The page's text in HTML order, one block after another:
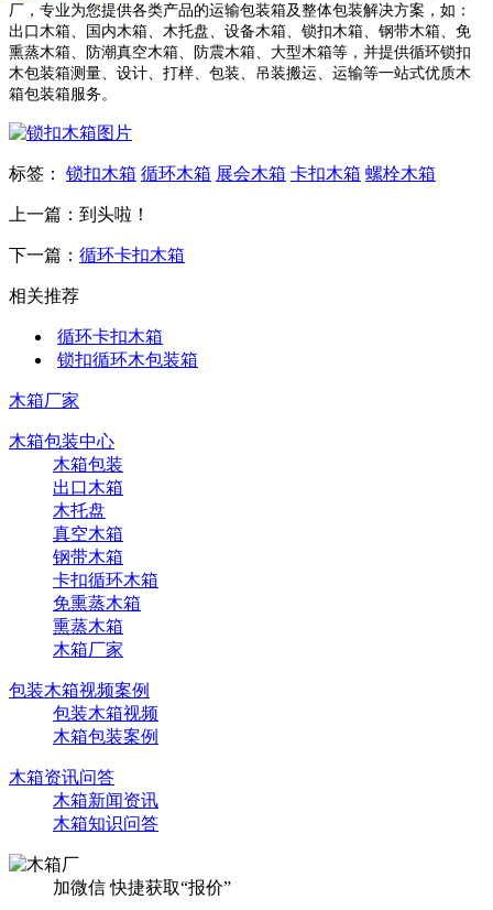
厂，专业为您提供各类产品的运输包装箱及整体包装解决方案，如：
出口木箱、国内木箱、木托盘、设备木箱、锁扣木箱、钢带木箱、免
熏蒸木箱、防潮真空木箱、防震木箱、大型木箱等，并提供循环锁扣
木包装箱测量、设计、打样、包装、吊装搬运、运输等一站式优质木
箱包装箱服务。
标签： 锁扣木箱 循环木箱 展会木箱 卡扣木箱 螺栓木箱
上一篇：到头啦！
下一篇： 循环卡扣木箱
相关推荐
循环卡扣木箱
锁扣循环木包装箱
木箱厂家
木箱包装中心
木箱包装
出口木箱
木托盘
真空木箱
钢带木箱
卡扣循环木箱
免熏蒸木箱
熏蒸木箱
木箱厂家
包装木箱视频案例
包装木箱视频
木箱包装案例
木箱资讯问答
木箱新闻资讯
木箱知识问答
加微信 快捷获取“报价”